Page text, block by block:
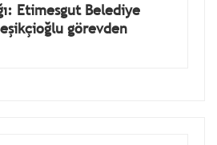
Etimesgut Belediye
görevden